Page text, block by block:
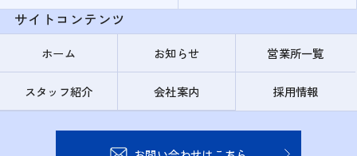
サイトコンテンツ
ホーム お知らせ 営業所一覧
スタッフ紹介 会社案内 採用情報